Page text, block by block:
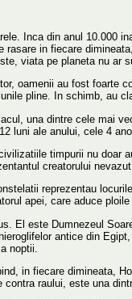
Inca din anul 10.000
rasare in fiecare
viata pe planeta nu ar
oamenii au fost foarte
pline. In schimb, au
una dintre cele mai
luni ale anului, cele 4
timpurii nu doar
creatorului
reprezentau
apei, care aduce
El este Dumnezeul
antice din
noptii.
in fiecare dimineata,
contra raului, este una